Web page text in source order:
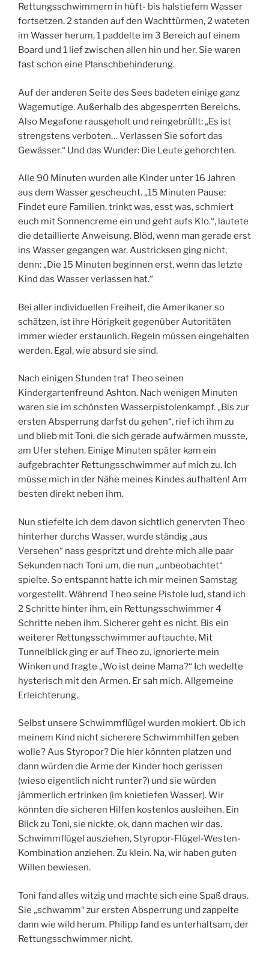
Rettungsschwimmern in hüft- bis halstiefem Wasser
fortsetzen. 2 standen auf den Wachttürmen, 2 wateten
im Wasser herum, 1 paddelte im 3 Bereich auf einem
Board und 1 lief zwischen allen hin und her. Sie waren
fast schon eine Planschbehinderung.
Auf der anderen Seite des Sees badeten einige ganz
Wagemutige. Außerhalb des abgesperrten Bereichs.
Also Megafone rausgeholt und reingebrüllt: „Es ist
strengstens verboten… Verlassen Sie sofort das
Gewässer.“ Und das Wunder: Die Leute gehorchten.
Alle 90 Minuten wurden alle Kinder unter 16 Jahren
aus dem Wasser gescheucht. „15 Minuten Pause:
Findet eure Familien, trinkt was, esst was, schmiert
euch mit Sonnencreme ein und geht aufs Klo.“, lautete
die detaillierte Anweisung. Blöd, wenn man gerade erst
ins Wasser gegangen war. Austricksen ging nicht,
denn: „Die 15 Minuten beginnen erst, wenn das letzte
Kind das Wasser verlassen hat.“
Bei aller individuellen Freiheit, die Amerikaner so
schätzen, ist ihre Hörigkeit gegenüber Autoritäten
immer wieder erstaunlich. Regeln müssen eingehalten
werden. Egal, wie absurd sie sind.
Nach einigen Stunden traf Theo seinen
Kindergartenfreund Ashton. Nach wenigen Minuten
waren sie im schönsten Wasserpistolenkampf. „Bis zur
ersten Absperrung darfst du gehen“, rief ich ihm zu
und blieb mit Toni, die sich gerade aufwärmen musste,
am Ufer stehen. Einige Minuten später kam ein
aufgebrachter Rettungsschwimmer auf mich zu. Ich
müsse mich in der Nähe meines Kindes aufhalten! Am
besten direkt neben ihm.
Nun stiefelte ich dem davon sichtlich genervten Theo
hinterher durchs Wasser, wurde ständig „aus
Versehen“ nass gespritzt und drehte mich alle paar
Sekunden nach Toni um, die nun „unbeobachtet“
spielte. So entspannt hatte ich mir meinen Samstag
vorgestellt. Während Theo seine Pistole lud, stand ich
2 Schritte hinter ihm, ein Rettungsschwimmer 4
Schritte neben ihm. Sicherer geht es nicht. Bis ein
weiterer Rettungsschwimmer auftauchte. Mit
Tunnelblick ging er auf Theo zu, ignorierte mein
Winken und fragte „Wo ist deine Mama?“ Ich wedelte
hysterisch mit den Armen. Er sah mich. Allgemeine
Erleichterung.
Selbst unsere Schwimmflügel wurden mokiert. Ob ich
meinem Kind nicht sicherere Schwimmhilfen geben
wolle? Aus Styropor? Die hier könnten platzen und
dann würden die Arme der Kinder hoch gerissen
(wieso eigentlich nicht runter?) und sie würden
jämmerlich ertrinken (im knietiefen Wasser). Wir
könnten die sicheren Hilfen kostenlos ausleihen. Ein
Blick zu Toni, sie nickte, ok, dann machen wir das.
Schwimmflügel ausziehen, Styropor-Flügel-Westen-
Kombination anziehen. Zu klein. Na, wir haben guten
Willen bewiesen.
Toni fand alles witzig und machte sich eine Spaß draus.
Sie „schwamm“ zur ersten Absperrung und zappelte
dann wie wild herum. Philipp fand es unterhaltsam, der
Rettungsschwimmer nicht.